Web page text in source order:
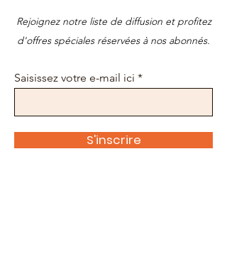
Rejoignez notre liste de diffusion et profitez
d'offres spéciales réservées à nos abonnés.
Saisissez votre e-mail ici
S'inscrire